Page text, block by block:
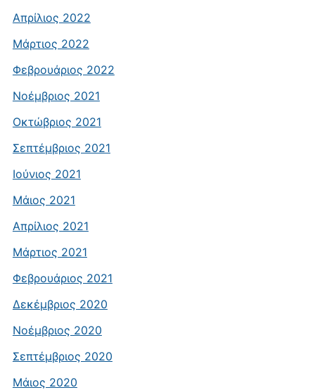
Απρίλιος 2022
Μάρτιος 2022
Φεβρουάριος 2022
Νοέμβριος 2021
Οκτώβριος 2021
Σεπτέμβριος 2021
Ιούνιος 2021
Μάιος 2021
Απρίλιος 2021
Μάρτιος 2021
Φεβρουάριος 2021
Δεκέμβριος 2020
Νοέμβριος 2020
Σεπτέμβριος 2020
Μάιος 2020